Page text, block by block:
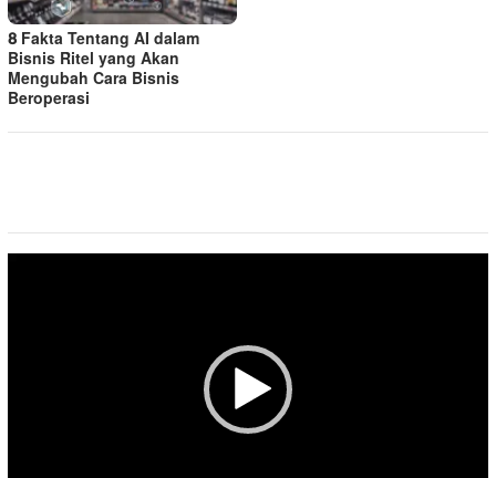
8 Fakta Tentang AI dalam
Bisnis Ritel yang Akan
Mengubah Cara Bisnis
Beroperasi